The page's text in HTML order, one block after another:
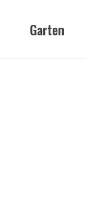
Garten